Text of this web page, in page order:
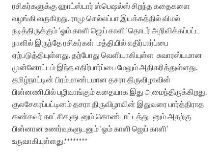
ரசிகர்களுக்கு ஹாட்ஸ்டார் ஸ்பெஷல்ஸ் சிறந்த கதைகளை
வழங்கி வருகிறது. ராமு செல்லப்பா இயக்கத்தில் விமல்
நடித்திருக்கும் ‘ஓம் காளி ஜெய் காளி’ தொடர் அறிவிக்கப்பட்ட
நாளில் இருந்தே ரசிகர்கள் மத்தியில் எதிர்பார்ப்பை
ஏற்படுத்தியுள்ளது. தற்போது வெளியாகியுள்ள சுவாரஸ்யமான
முன்னோட்டம் இந்த எதிர்பார்ப்பை மேலும் அதிகரித்துள்ளது.
தமிழ்நாட்டின் பிரம்மாண்டமான தசரா திருவிழாவின்
பின்னணியில் பழிவாங்கும் கதையாக இது அமைந்திருக்கிறது.
குலசேகரப்பட்டினம் தசரா திருவிழாவின் இதுவரை பார்த்திராத
கண்கவர் காட்சிகளுடனும் கொண்டாட்டத்துடனும் அதற்கு
பின்னான உணர்வுகளுடனும் ‘ஓம் காளி ஜெய் காளி’
உருவாகியுள்ளது.********